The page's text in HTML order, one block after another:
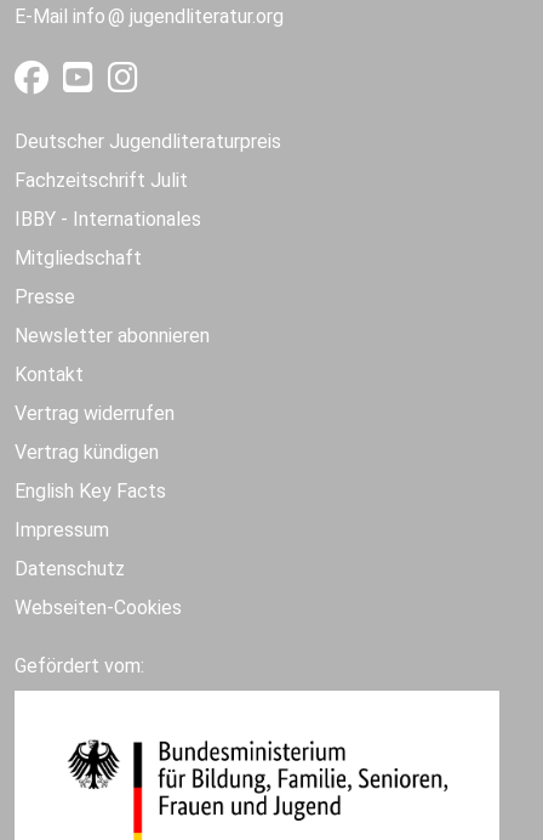
E-Mail info jugendliteratur.org
Deutscher Jugendliteraturpreis
Fachzeitschrift Julit
IBBY - Internationales
Mitgliedschaft
Presse
Newsletter abonnieren
Kontakt
Vertrag widerrufen
Vertrag kündigen
English Key Facts
Impressum
Datenschutz
Webseiten-Cookies
Gefördert vom: